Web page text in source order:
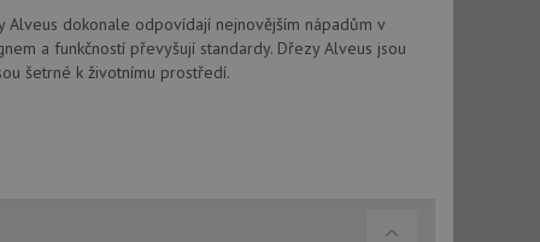
Alveus dokonale odpovídají nejnovějším nápadům v
a funkčností převyšují standardy. Dřezy Alveus jsou
šetrné k životnímu prostředí.
relace.
Doubleclick a
používá
koncový uživatel
ale pokud je